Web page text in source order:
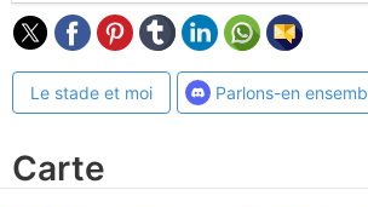
Le stade et moi Parlons-en
Carte